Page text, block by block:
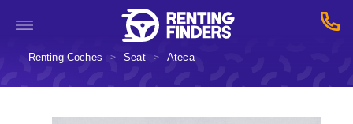
Renting Coches > Seat > Ateca